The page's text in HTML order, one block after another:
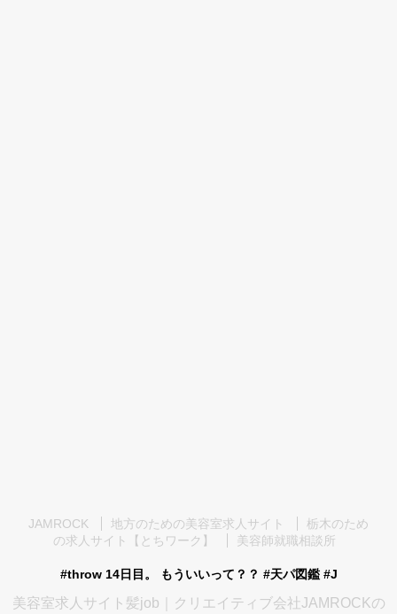
JAMROCK 地方のための美容室求人サイト
栃木のため
の求人サイト【とちワーク】
美容師就職相談所
#throw 14日目。 もういいって？？ #天パ図鑑 #J
美容室求人サイト髪job｜クリエイティブ会社JAMROCKの